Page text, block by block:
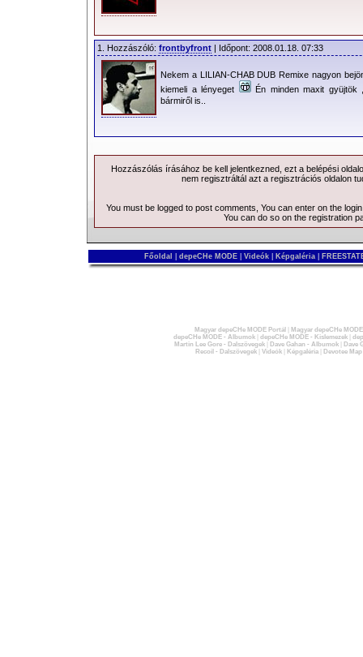
1. Hozzászóló: frontbyfront | Időpont: 2008.01.18. 07:33
Nekem a LILIAN-CHAB DUB Remixe nagyon
kiemeli a lényeget
Én minden maxit gyüjtök
bármiről is..
Hozzászólás írásához be kell jelentkezned, ezt a belépési
nem regisztráltál azt a regisztrációs oldalon
You must be logged to post comments, You can enter on the
You can do so on the registration
Főoldal depeCHe MODE Videók Képgaléria
Magyar depeCHe MODE Portál
Magyar depeCHe
depeCHe MODE - Albumok| depeCHe MODE - Kislemezek|
Martin Lee Gore - Dalszövegek| Dave Gahan - Albumok|
Dave
Recoil - Dalszövegek| Videók| Képgaléria| Devotee Map